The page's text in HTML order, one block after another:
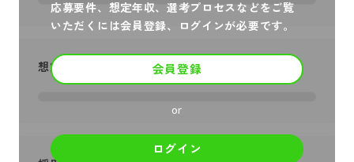
応募要件、想定年収、選考プロセスなどをご覧
いただくには会員登録、ログインが必要です。
会員登録
or
ログイン
想定年収